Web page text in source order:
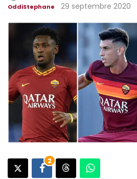
OddiStephane 29 septembre 2020
2